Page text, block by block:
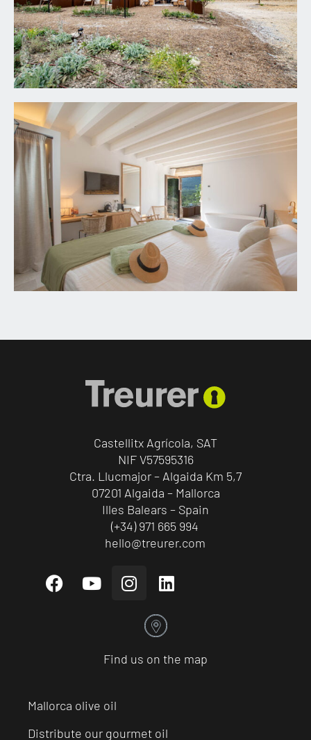
Castellitx Agrícola, SAT
NIF V57595316
Ctra. Llucmajor – Algaida Km 5,7
07201 Algaida – Mallorca
Illes Balears – Spain
(+34) 971 665 994
hello@treurer.com
Find us on the map
Mallorca olive oil
Distribute our gourmet oil